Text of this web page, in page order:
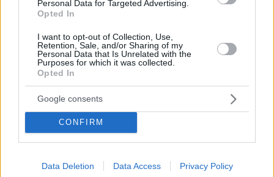
Personal Data for Targeted Advertising.
Opted In
I want to opt-out of Collection, Use,
Retention, Sale, and/or Sharing of my
Personal Data that Is Unrelated with the
Purposes for which it was collected.
Opted In
Google consents
CONFIRM
Data Deletion Data Access Privacy Policy
γεννήθηκαν από εγκαταλελειμμένα
μεταλλεία δημιουργώντας ένα
μοναδικό οικοσύστημα, δείτε
αεροφωτογραφίες
Άγκυρα, Ριάντ και Ισλαμαμπάντ: Ο
νέος ισχυρός άξονας στη Μέση
«ισλαμικό ΝΑΤΟ», τι σημαίνει η